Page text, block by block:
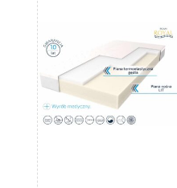
119 zł
do
11
670 zł